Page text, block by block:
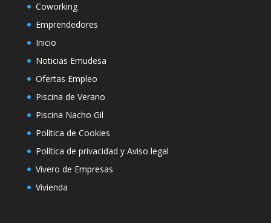
Coworking
Emprendedores
Inicio
Noticias Emudesa
Ofertas Empleo
Piscina de Verano
Piscina Nacho Gil
Política de Cookies
Política de privacidad y Aviso legal
Vivero de Empresas
Vivienda